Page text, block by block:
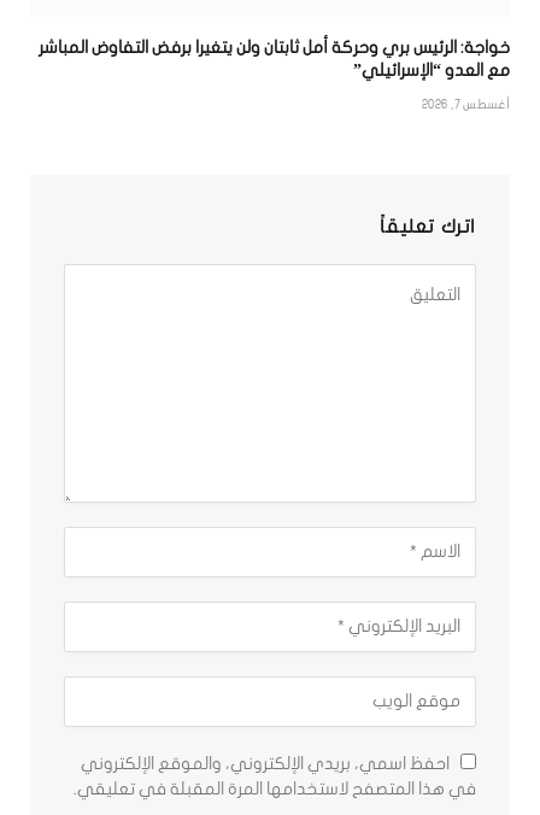
خواجة: الرئيس بري وحركة أمل ثابتان ولن يتغيرا برفض التفاوض المباشر
مع العدو “الإسرائيلي”
أغسطس 7, 2026
اترك تعليقاً
احفظ اسمي، بريدي الإلكتروني، والموقع الإلكتروني
في هذا المتصفح لاستخدامها المرة المقبلة في تعليقي.